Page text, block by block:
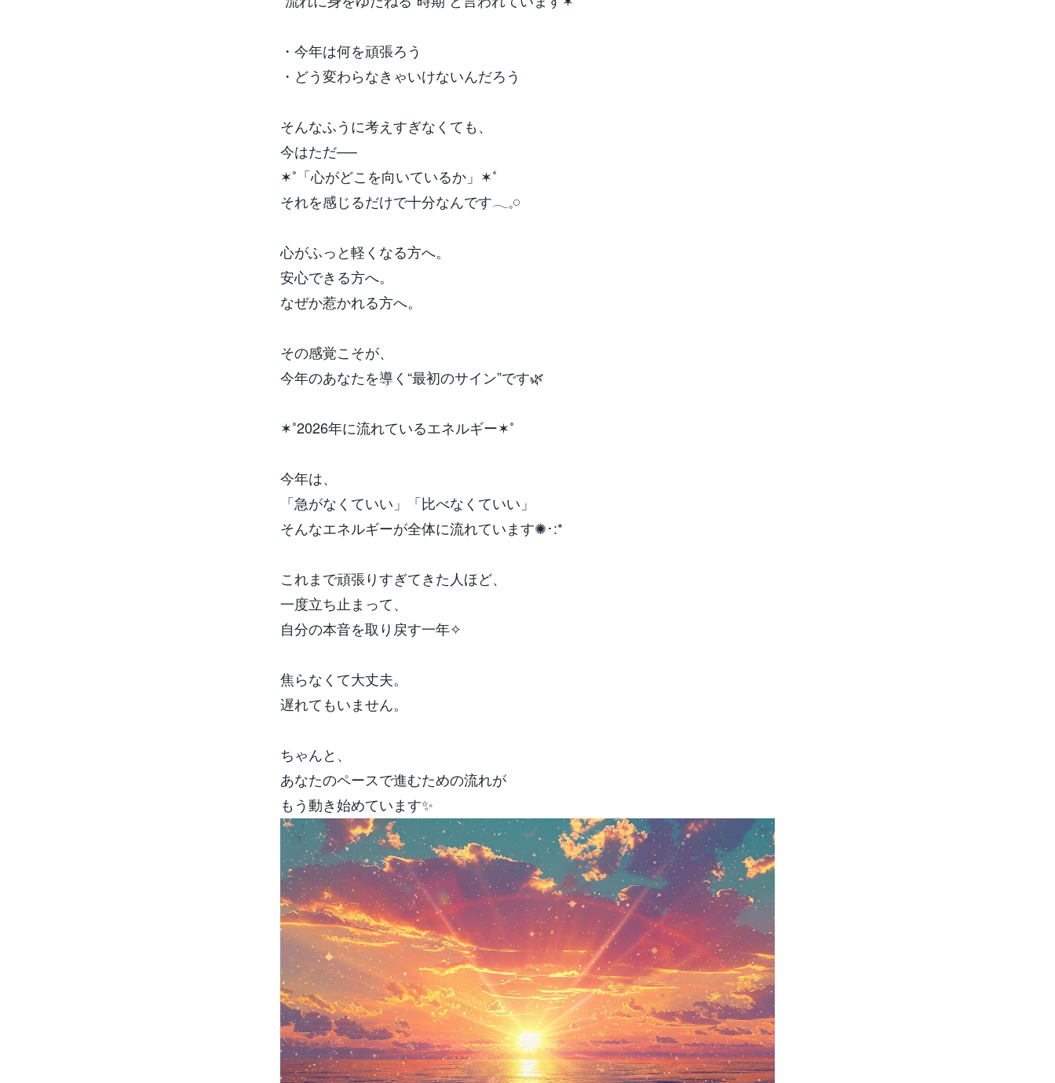
・今年は何を頑張ろう
・どう変わらなきゃいけないんだろう
そんなふうに考えすぎなくても、
今はただ──
✶˚「心がどこを向いているか」✶˚
それを感じるだけで十分なんです𓂃𓈒𓏸
心がふっと軽くなる方へ。
安心できる方へ。
なぜか惹かれる方へ。
その感覚こそが、
今年のあなたを導く“最初のサイン”です🌿
✶˚2026年に流れているエネルギー✶˚
今年は、
「急がなくていい」「比べなくていい」
そんなエネルギーが全体に流れています✺･:*
これまで頑張りすぎてきた人ほど、
一度立ち止まって、
自分の本音を取り戻す一年✧
焦らなくて大丈夫。
遅れてもいません。
ちゃんと、
あなたのペースで進むための流れが
もう動き始めています✨